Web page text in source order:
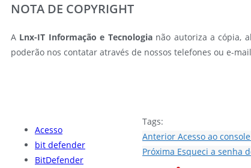
NOTA DE COPYRIGHT
A Lnx-IT Informação e Tecnologianão autoriza a cópia,
poderão nos contatar através de nossos telefones ou e-
Tags:
Acesso
bit defender
BitDefender
Anterior Acesso ao
Próxima Esqueci a senha